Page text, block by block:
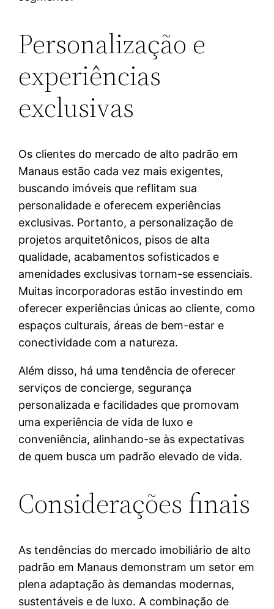
Personalização e
experiências
exclusivas
Os clientes do mercado de alto padrão em
Manaus estão cada vez mais exigentes,
buscando imóveis que reflitam sua
personalidade e oferecem experiências
exclusivas. Portanto, a personalização de
projetos arquitetônicos, pisos de alta
qualidade, acabamentos sofisticados e
amenidades exclusivas tornam-se essenciais.
Muitas incorporadoras estão investindo em
oferecer experiências únicas ao cliente, como
espaços culturais, áreas de bem-estar e
conectividade com a natureza.
Além disso, há uma tendência de oferecer
serviços de concierge, segurança
personalizada e facilidades que promovam
uma experiência de vida de luxo e
conveniência, alinhando-se às expectativas
de quem busca um padrão elevado de vida.
Considerações finais
As tendências do mercado imobiliário de alto
padrão em Manaus demonstram um setor em
plena adaptação às demandas modernas,
sustentáveis e de luxo. A combinação de